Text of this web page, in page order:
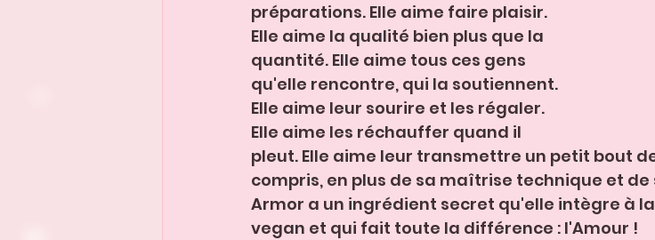
préparations. Elle aime faire plaisir.
Elle aime la qualité bien plus que la
quantité. Elle aime tous ces gens
qu'elle rencontre, qui la soutiennent.
Elle aime leur sourire et les régaler.
Elle aime les réchauffer quand il
pleut. Elle aime leur transmettre un petit bout
compris, en plus de sa maîtrise technique et
Armor a un ingrédient secret qu'elle intègre à
vegan et qui fait toute la différence : l'Amour !